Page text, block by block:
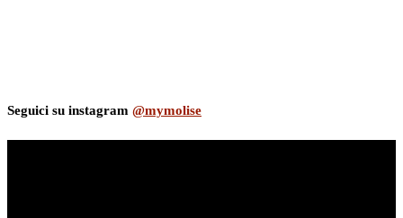
Seguici su instagram @mymolise